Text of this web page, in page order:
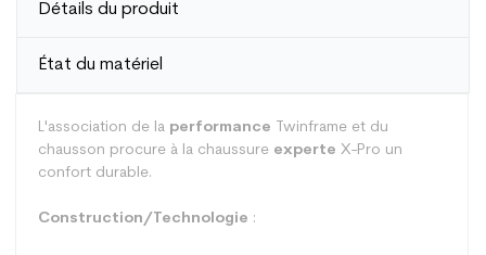
Détails du produit
État du matériel
L'association de la performance Twinframe et du
chausson procure à la chaussure experte X-Pro un
confort durable.
Construction/Technologie :